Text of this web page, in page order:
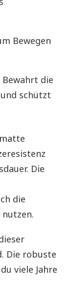
Bewegen
Bewahrt die
schützt
Die
die
Die robuste
viele Jahre